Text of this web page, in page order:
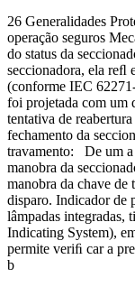
26 Generalidades
operação seguros
do status da
seccionadora, ela reﬂ
(conforme IEC
foi projetada com um
tentativa de
fechamento da
travamento: De um a
manobra da
manobra da chave de
disparo. Indicador de
lâmpadas integradas,
Indicating System),
permite veriﬁ car a
b